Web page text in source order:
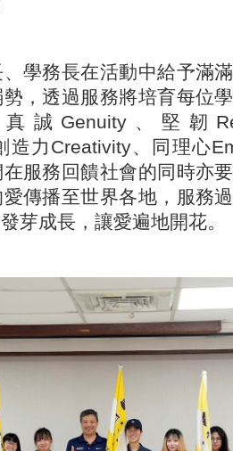
學務長在活動中給予滿
，透過服務將培育每位
誠Genuity、堅韌
造力Creativity、同理心
服務回饋社會的同時亦
傳播至世界各地，服務
芽成長，讓愛遍地開花。